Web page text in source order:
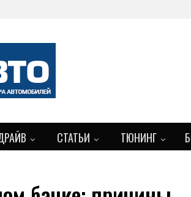
СТАТЬИ ТЮНИНГ